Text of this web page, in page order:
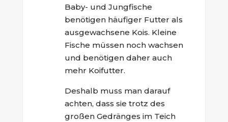
Baby- und Jungfische
benötigen häufiger Futter als
ausgewachsene Kois. Kleine
Fische müssen noch wachsen
und benötigen daher auch
mehr Koifutter.
Deshalb muss man darauf
achten, dass sie trotz des
großen Gedränges im Teich